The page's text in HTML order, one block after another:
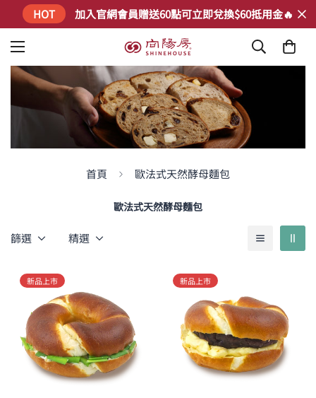
HOT 加入官網會員贈送60點可立即兌換$60抵用金🔥
首頁 歐法式天然酵母麵包
歐法式天然酵母麵包
篩選 精選
新品上市 新品上市